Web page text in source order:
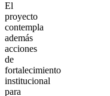
El
proyecto
contempla
además
acciones
de
fortalecimiento
institucional
para